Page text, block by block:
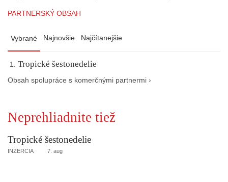
PARTNERSKÝ OBSAH
Vybrané Najnovšie Najčítanejšie
Tropické šestonedelie
Obsah spolupráce s komerčnými partnermi ›
Neprehliadnite tiež
Tropické šestonedelie
INZERCIA 7. aug